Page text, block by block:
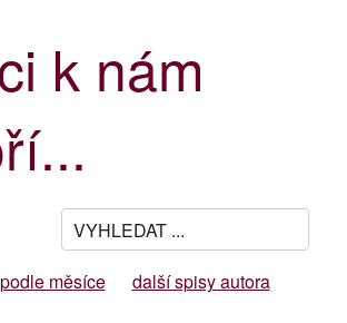
k nám
měsíce
další spisy autora